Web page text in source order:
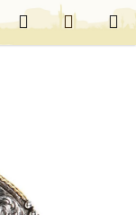
Hledat
KOŠÍK